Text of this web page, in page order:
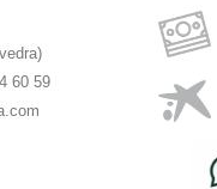
60 59